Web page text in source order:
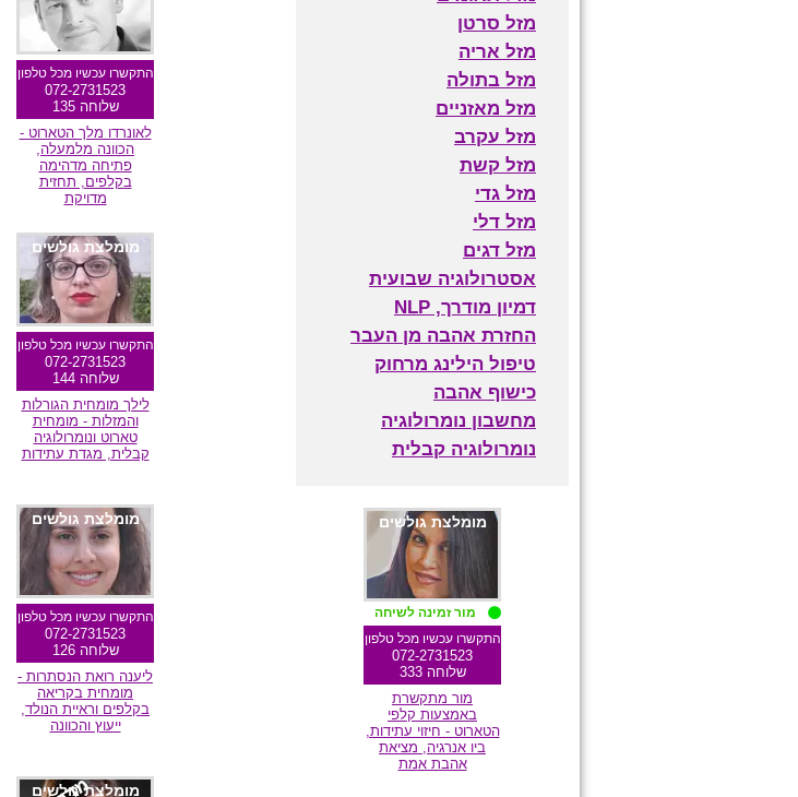
התקשרו עכשיו מכל טלפון
072-2731523
שלוחה 135
לאונרדו מלך הטארוט -
הכוונה מלמעלה,
פתיחה מדהימה
בקלפים, תחזית
מדויקת
מומלצת גולשים
התקשרו עכשיו מכל טלפון
072-2731523
שלוחה 144
לילך מומחית הגורלות
והמזלות - מומחית
טארוט ונומרולוגיה
קבלית, מגדת עתידות
מומלצת גולשים
התקשרו עכשיו מכל טלפון
072-2731523
שלוחה 126
ליענה רואת הנסתרות -
מומחית בקריאה
בקלפים וראיית הנולד,
ייעוץ והכוונה
מומלצת גולשים
מזל סרטן
מזל אריה
מזל בתולה
מזל מאזניים
מזל עקרב
מזל קשת
מזל גדי
מזל דלי
מזל דגים
אסטרולוגיה שבועית
דמיון מודרך, NLP
החזרת אהבה מן העבר
טיפול הילינג מרחוק
כישוף אהבה
מחשבון נומרולוגיה
נומרולוגיה קבלית
מומלצת גולשים
מור זמינה לשיחה
התקשרו עכשיו מכל טלפון
072-2731523
שלוחה 333
מור מתקשרת
באמצעות קלפי
הטארוט - חיזוי עתידות,
ביו אנרגיה, מציאת
אהבת אמת